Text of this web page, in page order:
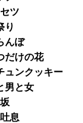
ツ
り
んぼ
だけの花
ュンクッキー
男と女
息